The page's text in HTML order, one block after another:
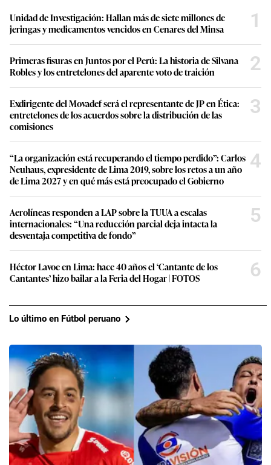
Unidad de Investigación: Hallan más de siete millones de
jeringas y medicamentos vencidos en Cenares del Minsa
1
Primeras fisuras en Juntos por el Perú: La historia de Silvana
Robles y los entretelones del aparente voto de traición
2
Exdirigente del Movadef será el representante de JP en Ética:
entretelones de los acuerdos sobre la distribución de las
comisiones
3
“La organización está recuperando el tiempo perdido”: Carlos
Neuhaus, expresidente de Lima 2019, sobre los retos a un año
de Lima 2027 y en qué más está preocupado el Gobierno
4
Aerolíneas responden a LAP sobre la TUUA a escalas
internacionales: “Una reducción parcial deja intacta la
desventaja competitiva de fondo”
5
Héctor Lavoe en Lima: hace 40 años el ‘Cantante de los
Cantantes’ hizo bailar a la Feria del Hogar | FOTOS
6
Lo último en Fútbol peruano